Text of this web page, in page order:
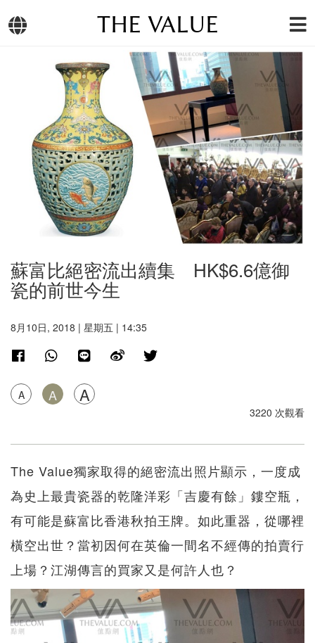
THE VALUE
蘇富比絕密流出續集 HK$6.6億御
瓷的前世今生
8月10日, 2018 | 星期五 | 14:35
A A A
3220 次觀看
The Value獨家取得的絕密流出照片顯示，一度成
為史上最貴瓷器的乾隆洋彩「吉慶有餘」鏤空瓶，
有可能是蘇富比香港秋拍王牌。如此重器，從哪裡
橫空出世？當初因何在英倫一間名不經傳的拍賣行
上場？江湖傳言的買家又是何許人也？